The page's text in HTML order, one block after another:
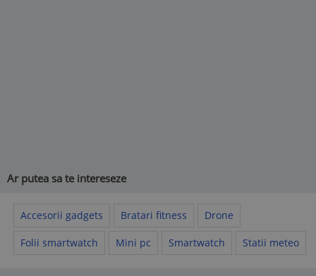
Ar putea sa te intereseze
Accesorii gadgets Bratari fitness Drone
Folii smartwatch Mini pc Smartwatch Statii meteo